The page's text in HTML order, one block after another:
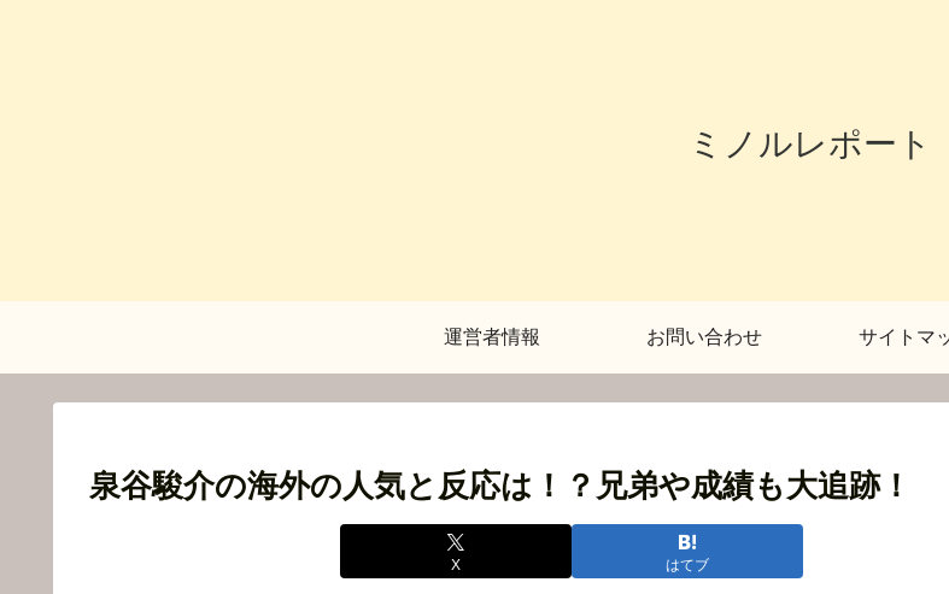
ミノルレポート
運営者情報 お問い合わせ サイトマ
泉谷駿介の海外の人気と反応は！？兄弟や成績も大追跡！
X はてブ